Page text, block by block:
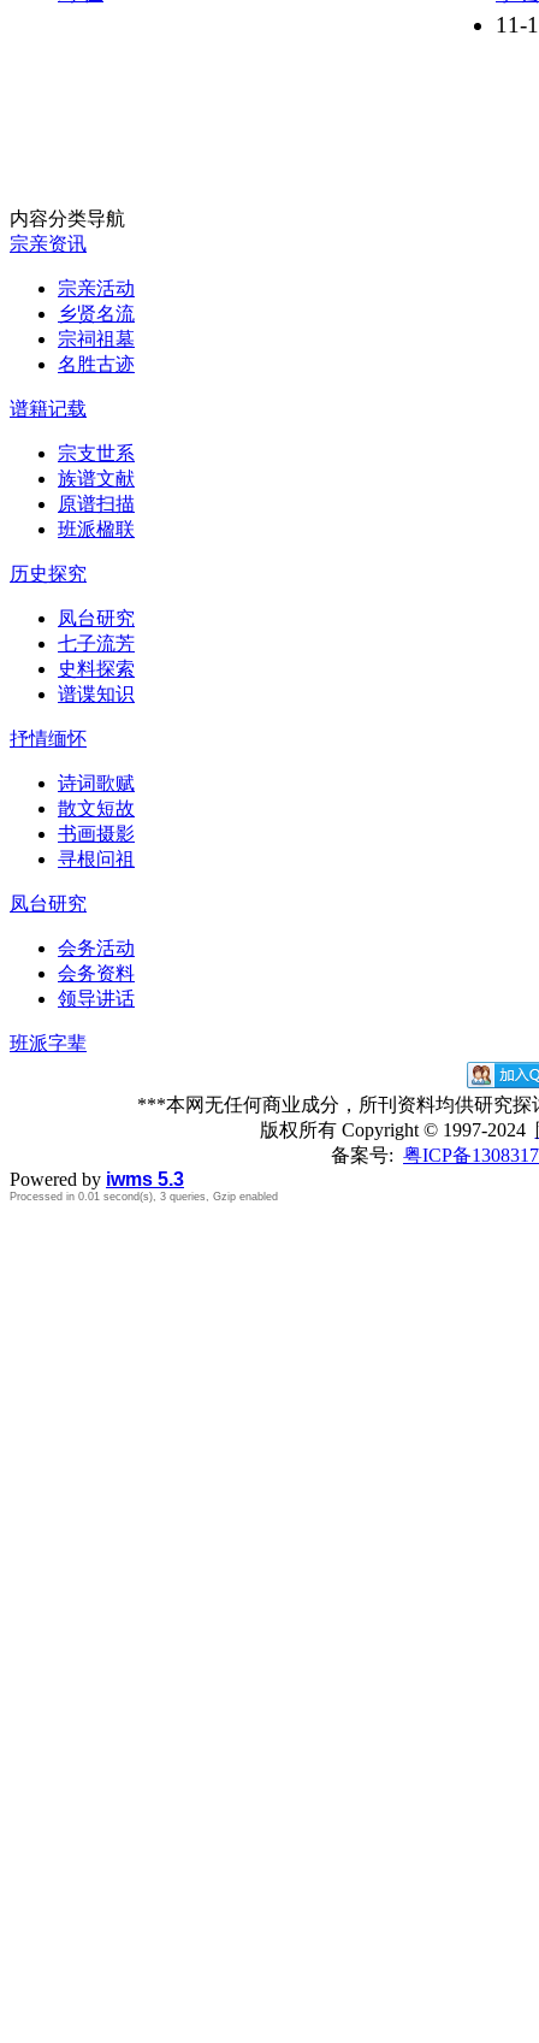
11-
内容分类导航
宗亲资讯
宗亲活动
乡贤名流
宗祠祖墓
名胜古迹
谱籍记载
宗支世系
族谱文献
原谱扫描
班派楹联
历史探究
凤台研究
七子流芳
史料探索
谱谍知识
抒情缅怀
诗词歌赋
散文短故
书画摄影
寻根问祖
凤台研究
会务活动
会务资料
领导讲话
班派字辈
***本网无任何商业成分，所刊资料均供研究
版权所有 Copyright © 1997-2024
备案号: 粤ICP备
Powered by iwms 5.3
Processed in 0.01 second(s), 3 queries, Gzip enabled